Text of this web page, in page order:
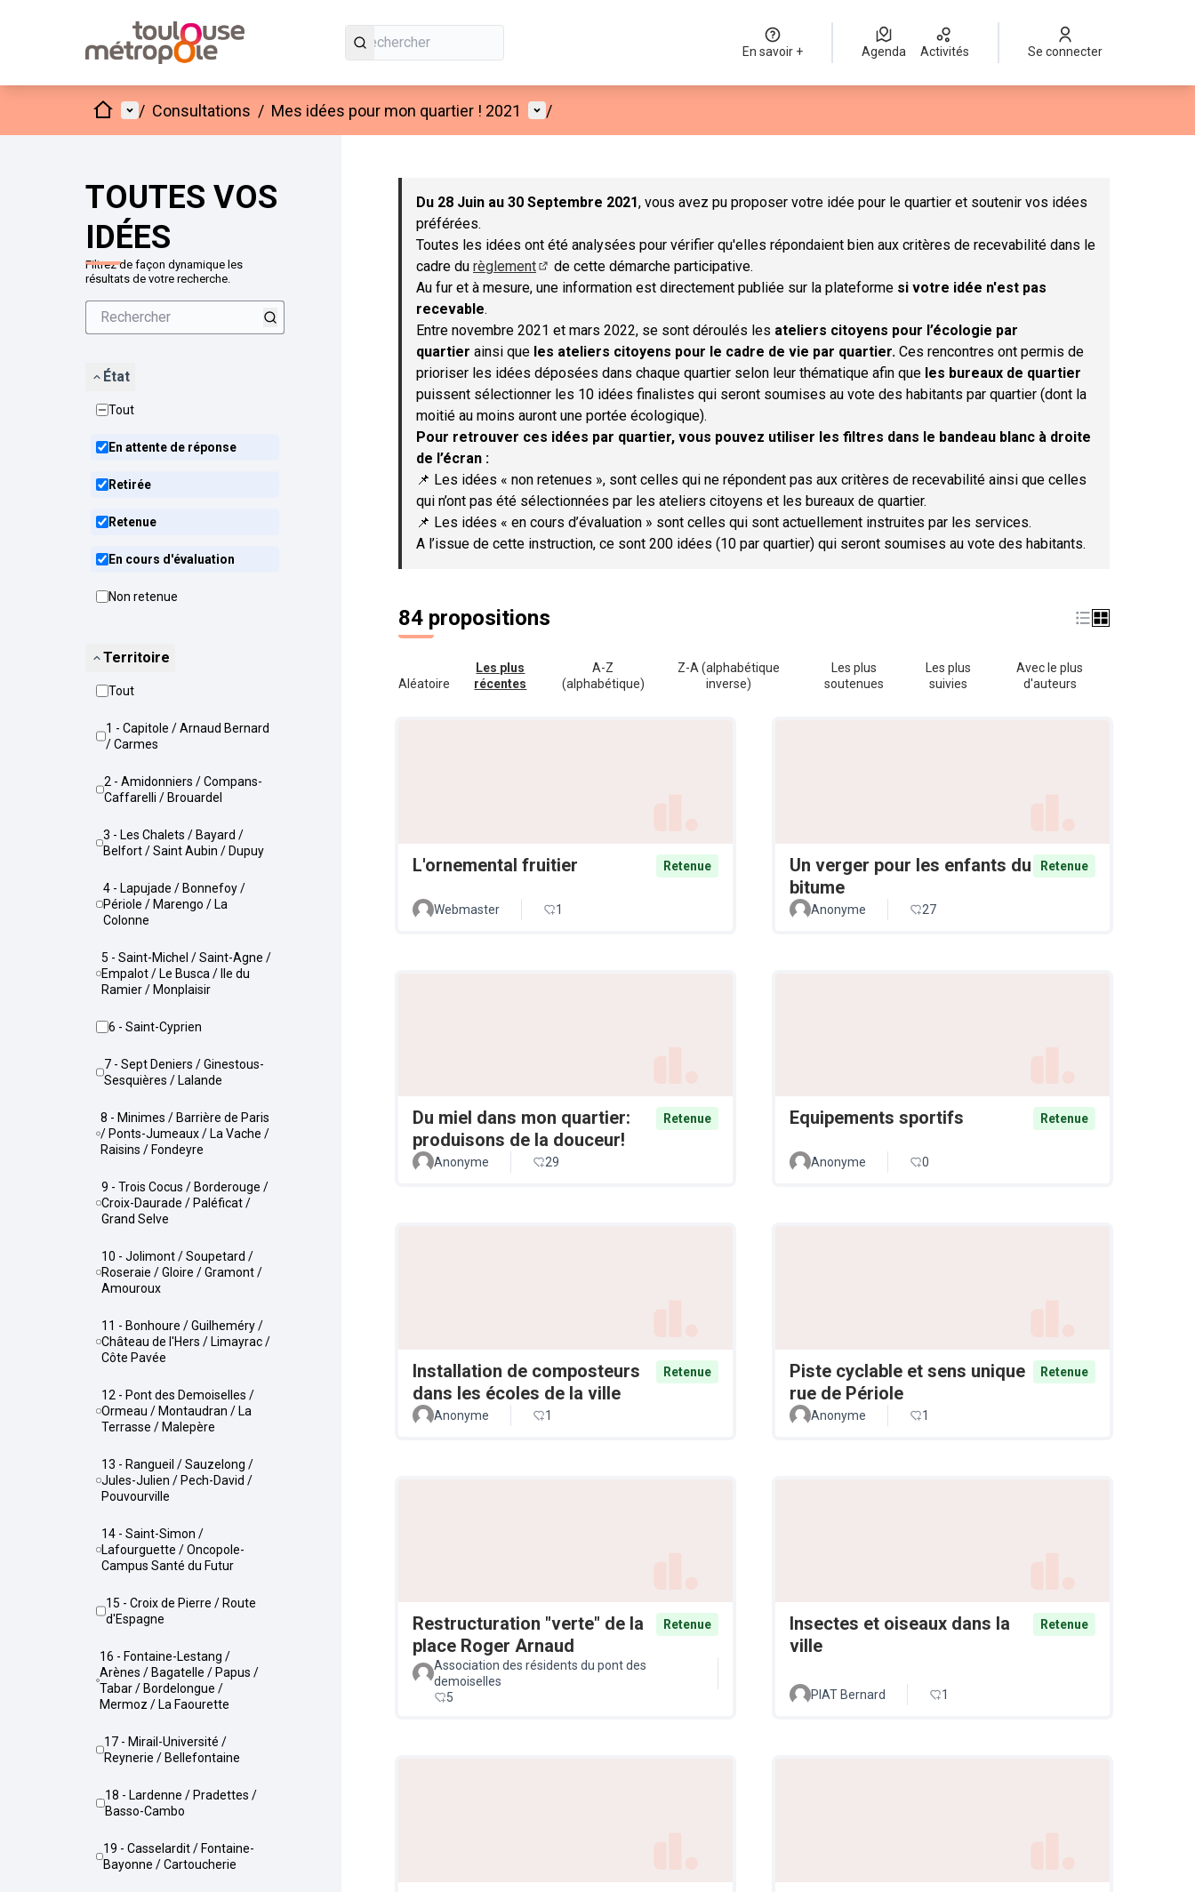
En savoir + Agenda Activités Se connecter
AccueilMenu principal
/ Consultations / Mes idées pour mon quartier ! 2021 Menu utilisateur
/
TOUTES VOS
IDÉES
Filtrez de façon dynamique les
résultats de votre recherche.
État
Tout
En attente de réponse
Retirée
Retenue
En cours d'évaluation
Non retenue
Territoire
Tout
1 - Capitole / Arnaud Bernard
/ Carmes
2 - Amidonniers / Compans-
Caffarelli / Brouardel
3 - Les Chalets / Bayard /
Belfort / Saint Aubin / Dupuy
4 - Lapujade / Bonnefoy /
Périole / Marengo / La
Colonne
5 - Saint-Michel / Saint-Agne /
Empalot / Le Busca / Ile du
Ramier / Monplaisir
6 - Saint-Cyprien
7 - Sept Deniers / Ginestous-
Sesquières / Lalande
8 - Minimes / Barrière de Paris
/ Ponts-Jumeaux / La Vache /
Raisins / Fondeyre
9 - Trois Cocus / Borderouge /
Croix-Daurade / Paléficat /
Grand Selve
10 - Jolimont / Soupetard /
Roseraie / Gloire / Gramont /
Amouroux
11 - Bonhoure / Guilheméry /
Château de l'Hers / Limayrac /
Côte Pavée
12 - Pont des Demoiselles /
Ormeau / Montaudran / La
Terrasse / Malepère
13 - Rangueil / Sauzelong /
Jules-Julien / Pech-David /
Pouvourville
14 - Saint-Simon /
Lafourguette / Oncopole-
Campus Santé du Futur
15 - Croix de Pierre / Route
d'Espagne
16 - Fontaine-Lestang /
Arènes / Bagatelle / Papus /
Tabar / Bordelongue /
Mermoz / La Faourette
17 - Mirail-Université /
Reynerie / Bellefontaine
18 - Lardenne / Pradettes /
Basso-Cambo
19 - Casselardit / Fontaine-
Bayonne / Cartoucherie
Passer la carte
Du 28 Juin au 30 Septembre 2021, vous avez pu proposer votre idée pour le quartier et soutenir vos idées
préférées.
Toutes les idées ont été analysées pour vérifier qu'elles répondaient bien aux critères de recevabilité dans le
cadre du règlement
(S'ouvre dans un nouvel onglet)
de cette démarche participative.
Au fur et à mesure, une information est directement publiée sur la plateforme si votre idée n'est pas
recevable.
Entre novembre 2021 et mars 2022, se sont déroulés les ateliers citoyens pour l’écologie par
quartier ainsi que les ateliers citoyens pour le cadre de vie par quartier. Ces rencontres ont permis de
prioriser les idées déposées dans chaque quartier selon leur thématique afin que les bureaux de quartier
puissent sélectionner les 10 idées finalistes qui seront soumises au vote des habitants par quartier (dont la
moitié au moins auront une portée écologique).
Pour retrouver ces idées par quartier, vous pouvez utiliser les filtres dans le bandeau blanc à droite
de l’écran :
📌 Les idées « non retenues », sont celles qui ne répondent pas aux critères de recevabilité ainsi que celles
qui n’ont pas été sélectionnées par les ateliers citoyens et les bureaux de quartier.
📌 Les idées « en cours d’évaluation » sont celles qui sont actuellement instruites par les services.
A l’issue de cette instruction, ce sont 200 idées (10 par quartier) qui seront soumises au vote des habitants.
84 propositions
Aléatoire
Les plus
récentes
A-Z
(alphabétique)
Z-A (alphabétique
inverse)
Les plus
soutenues
Les plus
suivies
Avec le plus
d'auteurs
L'ornemental fruitier Retenue
Webmaster 1
Un verger pour les enfants du
bitume
Retenue
Anonyme 27
Du miel dans mon quartier:
produisons de la douceur!
Retenue
Anonyme 29
Equipements sportifs Retenue
Anonyme 0
Installation de composteurs
dans les écoles de la ville
Retenue
Anonyme 1
Piste cyclable et sens unique
rue de Périole
Retenue
Anonyme 1
Restructuration "verte" de la
place Roger Arnaud
Retenue
Association des résidents du pont des
demoiselles
5
Insectes et oiseaux dans la
ville
Retenue
PIAT Bernard 1